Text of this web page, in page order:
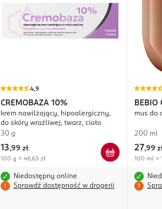
4,9
CREMOBAZA 10%
krem nawilżający, hipoalergiczny,
do skóry wrażliwej, twarz, ciało
30 g
13,99 zł
100 g = 46,63 zł
Niedostępny online
Sprawdź dostępność w drogerii
BEBIO
mus do
200 ml
27,99
100 ml =